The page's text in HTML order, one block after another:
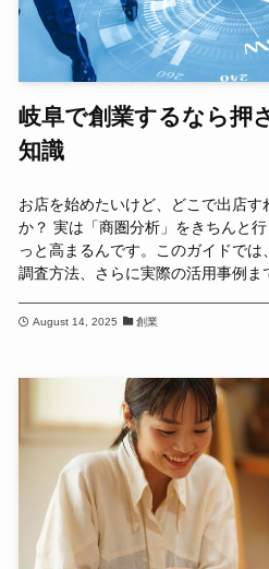
岐阜で創業するなら押
知識
お店を始めたいけど、どこで出店
か？ 実は「商圏分析」をきちんと
っと高まるんです。このガイドで
調査方法、さらに実際の活用事例ま
August 14, 2025 創業